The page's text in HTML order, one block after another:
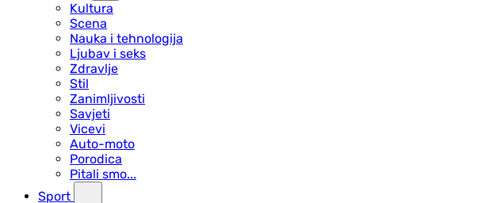
Kultura
Scena
Nauka i tehnologija
Ljubav i seks
Zdravlje
Stil
Zanimljivosti
Savjeti
Vicevi
Auto-moto
Porodica
Pitali smo...
Sport